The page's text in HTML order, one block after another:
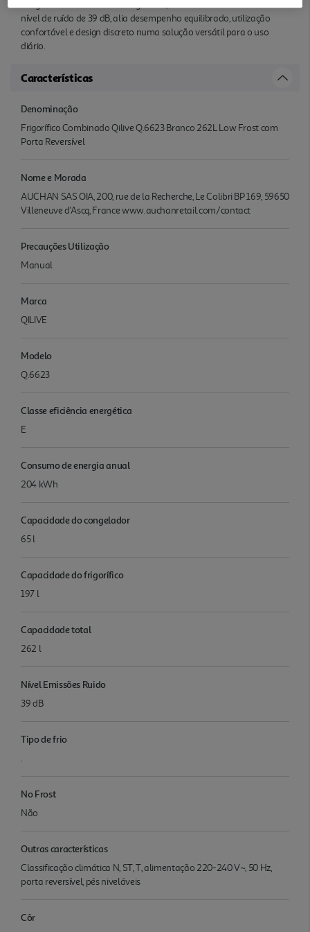
nível de ruído de 39 dB, alia desempenho equilibrado, utilização
confortável e design discreto numa solução versátil para o uso
diário.
Características
Denominação
Frigorífico Combinado Qilive Q.6623 Branco 262L Low Frost com
Porta Reversível
Nome e Morada
AUCHAN SAS OIA, 200, rue de la Recherche, Le Colibri BP 169, 59650
Villeneuve d'Ascq, France www.auchanretail.com/contact
Precauções Utilização
Manual
Marca
QILIVE
Modelo
Q.6623
Classe eficiência energética
E
Consumo de energia anual
204 kWh
Capacidade do congelador
65 l
Capacidade do frigorífico
197 l
Capacidade total
262 l
Nível Emissões Ruido
39 dB
Tipo de frio
.
No Frost
Não
Outras características
Classificação climática N, ST, T, alimentação 220-240 V~, 50 Hz,
porta reversível, pés niveláveis
Côr